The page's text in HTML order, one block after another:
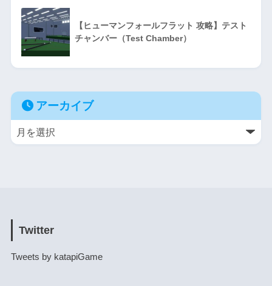
【ヒューマンフォールフラット 攻略】テスト
チャンバー（Test Chamber）
アーカイブ
Twitter
Tweets by katapiGame